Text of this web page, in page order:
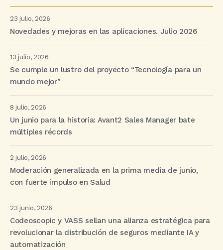
23 julio, 2026
Novedades y mejoras en las aplicaciones. Julio 2026
13 julio, 2026
Se cumple un lustro del proyecto “Tecnología para un
mundo mejor”
8 julio, 2026
Un junio para la historia: Avant2 Sales Manager bate
múltiples récords
2 julio, 2026
Moderación generalizada en la prima media de junio,
con fuerte impulso en Salud
23 junio, 2026
Codeoscopic y VASS sellan una alianza estratégica para
revolucionar la distribución de seguros mediante IA y
automatización